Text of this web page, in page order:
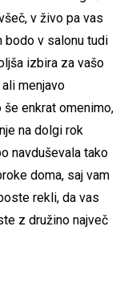
v živo pa vas
bodo v salonu tudi
izbira za vašo
menjavo
še enkrat omenimo,
na dolgi rok
navduševala tako
doma, saj vam
rekli, da vas
z družino največ